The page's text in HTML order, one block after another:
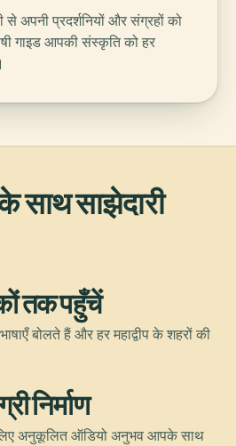
से अपनी प्रदर्शनियों और संग्रहों को
गाइड आपकी संस्कृति को हर
साथ साझेदारी
तक पहुँचें
बोलते हैं और हर महाद्वीप के शहरों की
निर्माण
अनुकूलित ऑडियो अनुभव आपके साथ